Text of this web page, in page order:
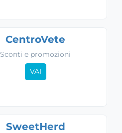
CentroVete
Sconti e promozioni
VAI
SweetHerd